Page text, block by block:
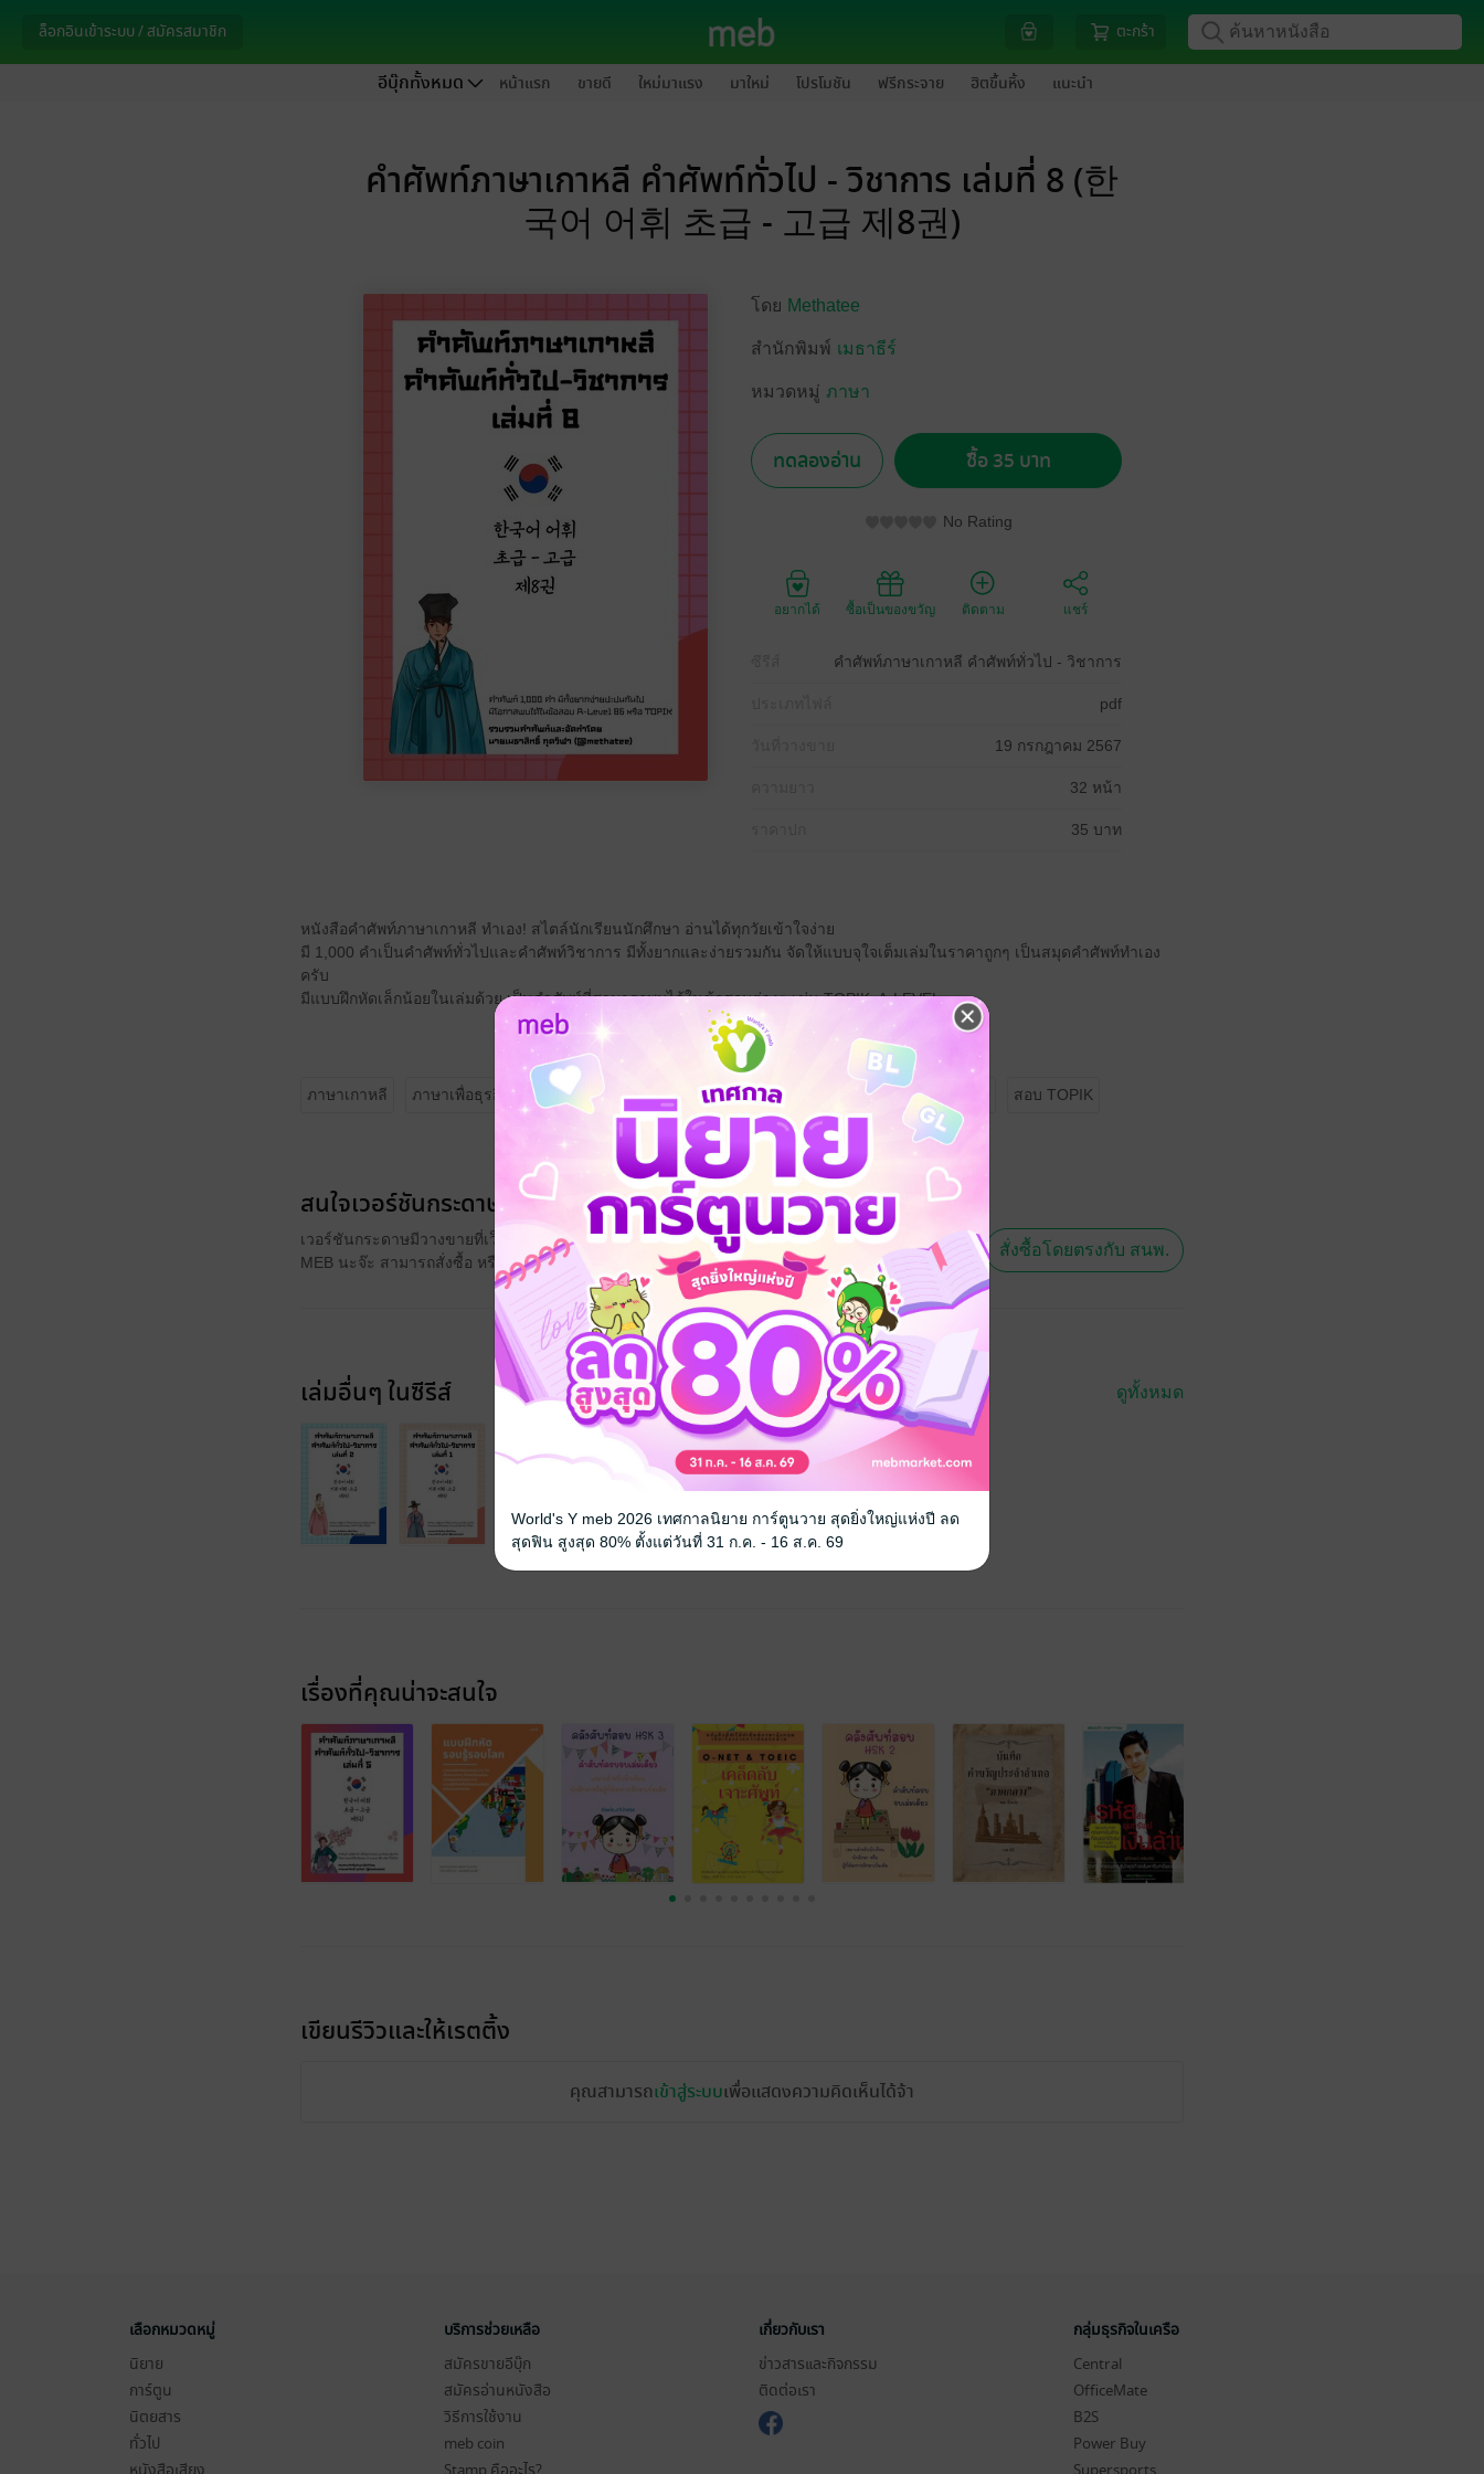
ล็อกอินเข้าระบบ / สมัครสมาชิก ตะกร้า
อีบุ๊กทั้งหมด หน้าแรก ขายดี ใหม่มาแรง มาใหม่ โปรโมชัน ฟรีกระจาย ฮิตขึ้นหิ้ง แนะนำ
คำศัพท์ภาษาเกาหลี คำศัพท์ทั่วไป - วิชาการ เล่มที่ 8 (한
국어 어휘 초급 - 고급 제8권)
โดย Methatee
สำนักพิมพ์ เมธาธีร์
หมวดหมู่ ภาษา
ทดลองอ่าน ซื้อ 35 บาท
No Rating
อยากได้ ซื้อเป็นของขวัญ ติดตาม แชร์
คำศัพท์ภาษาเกาหลี คำศัพท์ทั่วไป - วิชาการ
pdf
19 กรกฎาคม 2567
32 หน้า
35 บาท
หนังสือคำศัพท์ภาษาเกาหลี ทำเอง! สไตล์นักเรียนนักศึกษา อ่านได้ทุกวัยเข้าใจง่าย
มี 1,000 คำเป็นคำศัพท์ทั่วไปและคำศัพท์วิชาการ มีทั้งยากและง่ายรวมกัน จัดให้แบบจุใจเต็มเล่มในราคาถูกๆ เป็นสมุดคำศัพท์ทำเอง
ครับ
มีแบบฝึกหัดเล็กน้อยในเล่มด้วย เป็นคำศัพท์ที่สามารถพบได้ในข้อสอบต่างๆ เช่น TOPIK, A-LEVEL
ภาษาเกาหลี ภาษาเพื่อธุรกิจ ภาษาเพื่อท่องเที่ยว ภาษาในชีวิตประจำวัน เตรียมสอบ / ข้อสอบ สอบ TOPIK
สนใจเวอร์ชันกระดาษ เชิญทางนี้!
เวอร์ชันกระดาษมีวางขายที่เว็บไซต์สำนักพิมพ์ จะไม่มีขายโดย
MEB นะจ๊ะ สามารถสั่งซื้อ หรือติดต่อคนขายโดยตรงเลยจ้ะ
สั่งซื้อโดยตรงกับ สนพ.
เล่มอื่นๆ ในซีรีส์ ดูทั้งหมด
เรื่องที่คุณน่าจะสนใจ
เขียนรีวิวและให้เรตติ้ง
คุณสามารถเข้าสู่ระบบเพื่อแสดงความคิดเห็นได้จ้า
เลือกหมวดหมู่
นิยาย
การ์ตูน
นิตยสาร
ทั่วไป
บริการช่วยเหลือ
สมัครขายอีบุ๊ก
สมัครอ่านหนังสือ
วิธีการใช้งาน
meb coin
เกี่ยวกับเรา
ข่าวสารและกิจกรรม
ติดต่อเรา
กลุ่มธุรกิจในเครือ
Central
OfficeMate
B2S
Power Buy
World's Y meb 2026 เทศกาลนิยาย การ์ตูนวาย สุดยิ่งใหญ่แห่งปี ลด
สุดฟิน สูงสุด 80% ตั้งแต่วันที่ 31 ก.ค. - 16 ส.ค. 69